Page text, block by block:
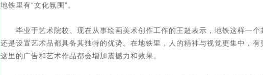
地铁里有“文化氛围”。
毕业于艺术院校、现在从事绘画美术创作工作的王超表示，地铁这样一个
还是设置艺术品都具备其独特的优势。在地铁里，人的精神与视觉更集中，
这里的广告和艺术作品都会增加震撼力和效果。